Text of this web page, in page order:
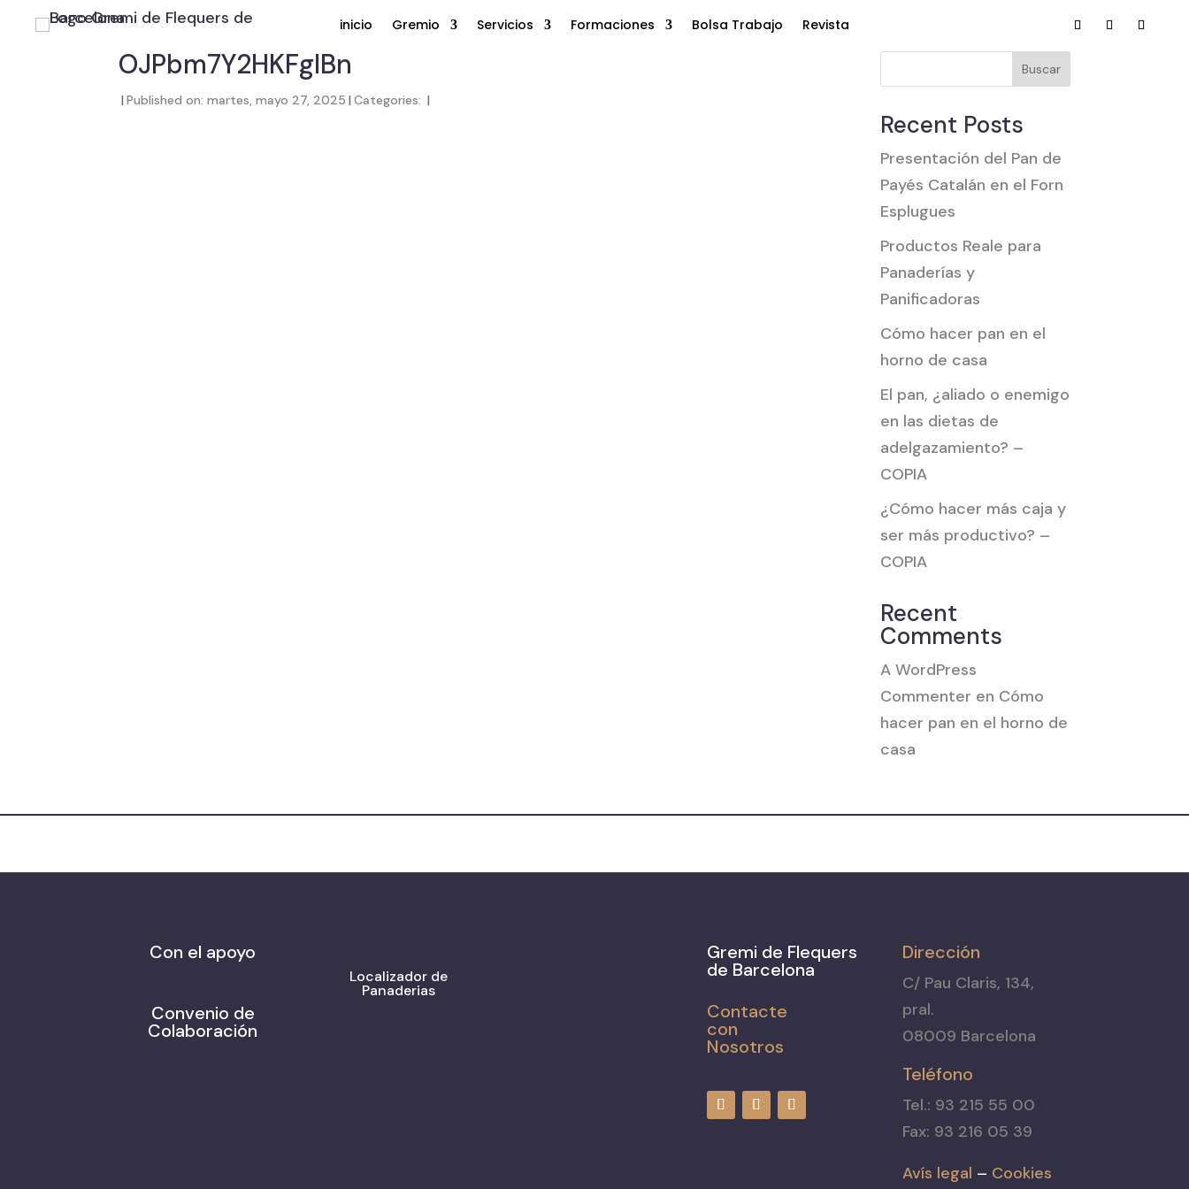
inicio Gremio Servicios Formaciones Bolsa Trabajo Revista
OJPbm7Y2HKFglBn
| Published on: martes, mayo 27, 2025 | Categories: |
Buscar
Recent Posts
Presentación del Pan de
Payés Catalán en el Forn
Esplugues
Productos Reale para
Panaderías y
Panificadoras
Cómo hacer pan en el
horno de casa
El pan, ¿aliado o enemigo
en las dietas de
adelgazamiento? –
COPIA
¿Cómo hacer más caja y
ser más productivo? –
COPIA
Recent
Comments
A WordPress
Commenter en Cómo
hacer pan en el horno de
casa
Con el apoyo
Convenio de
Colaboración
Localizador de
Panaderias
Gremi de Flequers
de Barcelona
Contacte
con
Nosotros
Dirección
C/ Pau Claris, 134,
pral.
08009 Barcelona
Teléfono
Tel.: 93 215 55 00
Fax: 93 216 05 39
Avís legal – Cookies